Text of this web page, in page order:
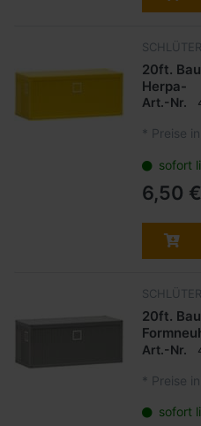
20ft.
Herpa-
Art.-Nr.
* Preise
sofort
6,50
20ft.
Art.-Nr.
* Preise
sofort